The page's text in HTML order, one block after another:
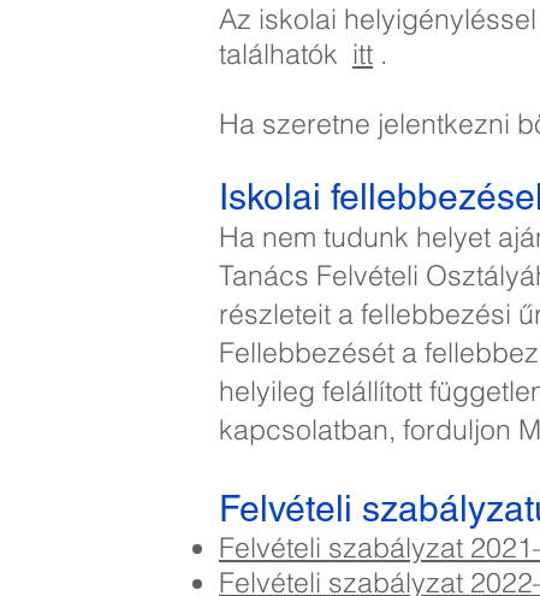
Az iskolai
találhatók itt .
Ha szeretne jelentkezni
Iskolai
Ha nem tudunk helyet
Tanács Felvételi
részleteit a fellebbezési
Fellebbezését a
helyileg felállított
kapcsolatban, forduljon
Felvételi
Felvételi szabályzat
Felvételi szabályzat